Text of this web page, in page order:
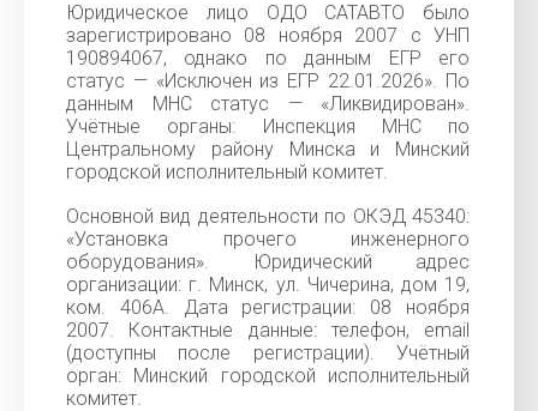
Юридическое лицо ОДО САТАВТО было
зарегистрировано 08 ноября 2007 с УНП
190894067, однако по данным ЕГР его
статус — «Исключен из ЕГР 22.01.2026». По
данным МНС статус — «Ликвидирован».
Учётные органы: Инспекция МНС по
Центральному району Минска и Минский
городской исполнительный комитет.
Основной вид деятельности по ОКЭД 45340:
«Установка прочего инженерного
оборудования». Юридический адрес
организации: г. Минск, ул. Чичерина, дом 19,
ком. 406А. Дата регистрации: 08 ноября
2007. Контактные данные: телефон, email
(доступны после регистрации). Учётный
орган: Минский городской исполнительный
комитет.